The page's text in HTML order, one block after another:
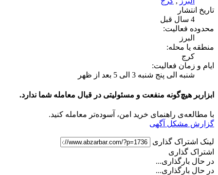
تاریخ انتشار
4 سال قبل
محدوده فعالیت:
البرز
منطقه یا محله:
کرج
ایام و زمان فعالیت:
شنبه الی پنج شنبه 3 الی 5 بعد از ظهر
ابزاربر هیچ‌گونه منفعت و مسئولیتی در قبال معامله شما ندارد.
با مطالعه‌ی راهنمای خرید امن، آسوده‌تر معامله کنید.
گزارش مشکل آگهی
لینک اشتراک گذاری
اشتراک گذاری
در حال بارگذاری...
در حال بارگذاری...